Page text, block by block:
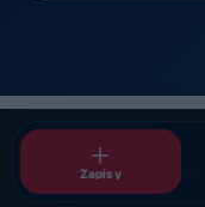
© 2026
Polityka cookies
Zapisy